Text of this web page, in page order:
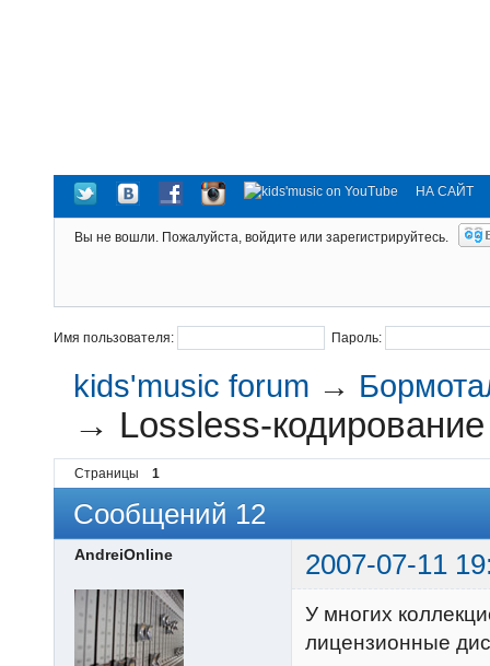
НА САЙТ
Вы не вошли. Пожалуйста, войдите или зарегистрируйтесь.
Имя пользователя: Пароль:
kids'music forum →
→ Lossless-
Страницы 1
Сообщений 12
AndreiOnline 2007-07-11
У многих
лицензионные